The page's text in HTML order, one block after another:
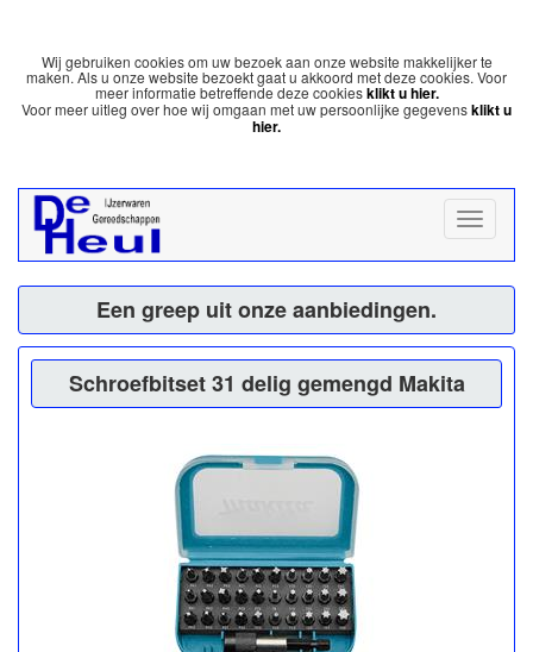
Wij gebruiken cookies om uw bezoek aan onze website makkelijker te
maken. Als u onze website bezoekt gaat u akkoord met deze cookies. Voor
meer informatie betreffende deze cookiesklikt u hier.
Voor meer uitleg over hoe wij omgaan met uw persoonlijke gegevensklikt u
hier.
Een greep uit onze aanbiedingen.
Schroefbitset 31 delig gemengd Makita